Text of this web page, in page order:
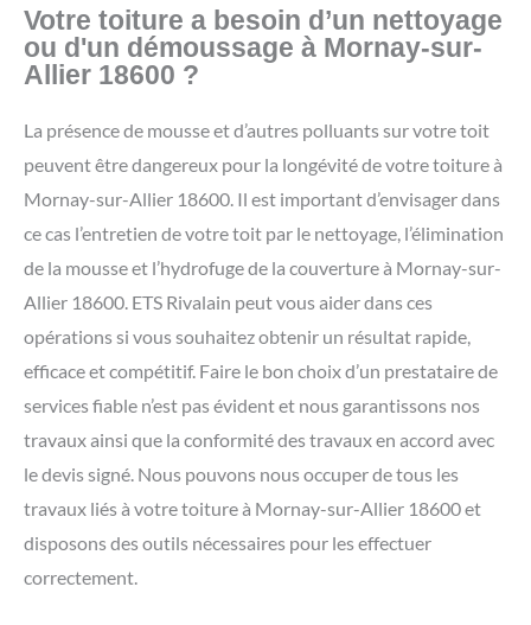
Votre toiture a besoin d’un nettoyage
ou d'un démoussage à Mornay-sur-
Allier 18600 ?
La présence de mousse et d’autres polluants sur votre toit
peuvent être dangereux pour la longévité de votre toiture à
Mornay-sur-Allier 18600. Il est important d’envisager dans
ce cas l’entretien de votre toit par le nettoyage, l’élimination
de la mousse et l’hydrofuge de la couverture à Mornay-sur-
Allier 18600. ETS Rivalain peut vous aider dans ces
opérations si vous souhaitez obtenir un résultat rapide,
efficace et compétitif. Faire le bon choix d’un prestataire de
services fiable n’est pas évident et nous garantissons nos
travaux ainsi que la conformité des travaux en accord avec
le devis signé. Nous pouvons nous occuper de tous les
travaux liés à votre toiture à Mornay-sur-Allier 18600 et
disposons des outils nécessaires pour les effectuer
correctement.